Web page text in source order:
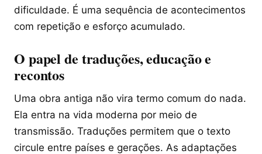
dificuldade. É uma sequência de acontecimentos
com repetição e esforço acumulado.
O papel de traduções, educação e
recontos
Uma obra antiga não vira termo comum do nada.
Ela entra na vida moderna por meio de
transmissão. Traduções permitem que o texto
circule entre países e gerações. As adaptações